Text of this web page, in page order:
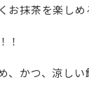
お抹茶を楽し
！
、かつ、涼し